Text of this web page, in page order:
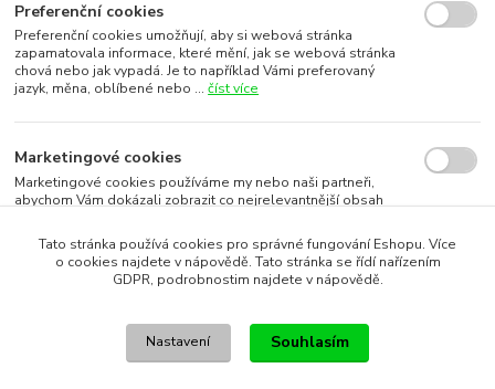
Preferenční cookies
Preferenční cookies umožňují, aby si webová stránka
zapamatovala informace, které mění, jak se webová stránka
chová nebo jak vypadá. Je to například Vámi preferovaný
jazyk, měna, oblíbené nebo ...číst více
Marketingové cookies
Marketingové cookies používáme my nebo naši partneři,
abychom Vám dokázali zobrazit co nejrelevantnější obsah
subjektů. To je možn... číst více
Souhlasím s využitím vybraných souborů cookies
Tato stránka používá cookies pro správné fungování Eshopu. Více
o cookies najdete v nápovědě. Tato stránka se řídí nařízením
GDPR, podrobnostim najdete v nápovědě.
Nastavení Souhlasím